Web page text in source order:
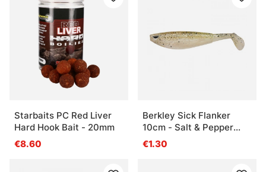
Starbaits PC Red Liver
Hard Hook Bait - 20mm
€8.60
Berkley Sick Flanker
10cm - Salt & Pepper
(bulk)
€1.30